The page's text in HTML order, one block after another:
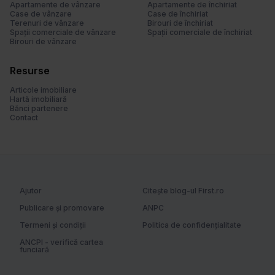
Apartamente de vânzare
Case de vânzare
Terenuri de vânzare
Spații comerciale de vânzare
Birouri de vânzare
Apartamente de închiriat
Case de închiriat
Birouri de închiriat
Spații comerciale de închiriat
Resurse
Articole imobiliare
Hartă imobiliară
Bănci partenere
Contact
Ajutor
Citește blog-ul First.ro
Publicare și promovare
ANPC
Termeni și condiții
Politica de confidențialitate
ANCPI - verifică cartea
funciară